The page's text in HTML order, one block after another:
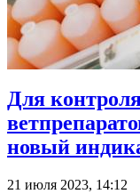
Для
новый
21 июля 2023, 14:12